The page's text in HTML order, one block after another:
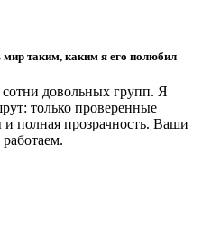
таким, каким я его полюбил
сотни довольных групп. Я
только проверенные
полная прозрачность. Ваши